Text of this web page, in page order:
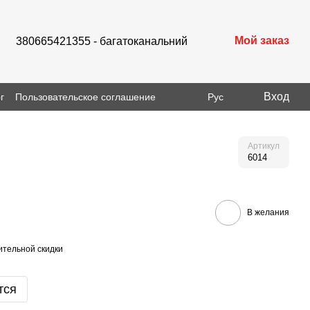
380665421355 - багатоканальний Мой заказ
Пользовательское соглашение Рус Вход
Артикул
6014
В желания
скидки